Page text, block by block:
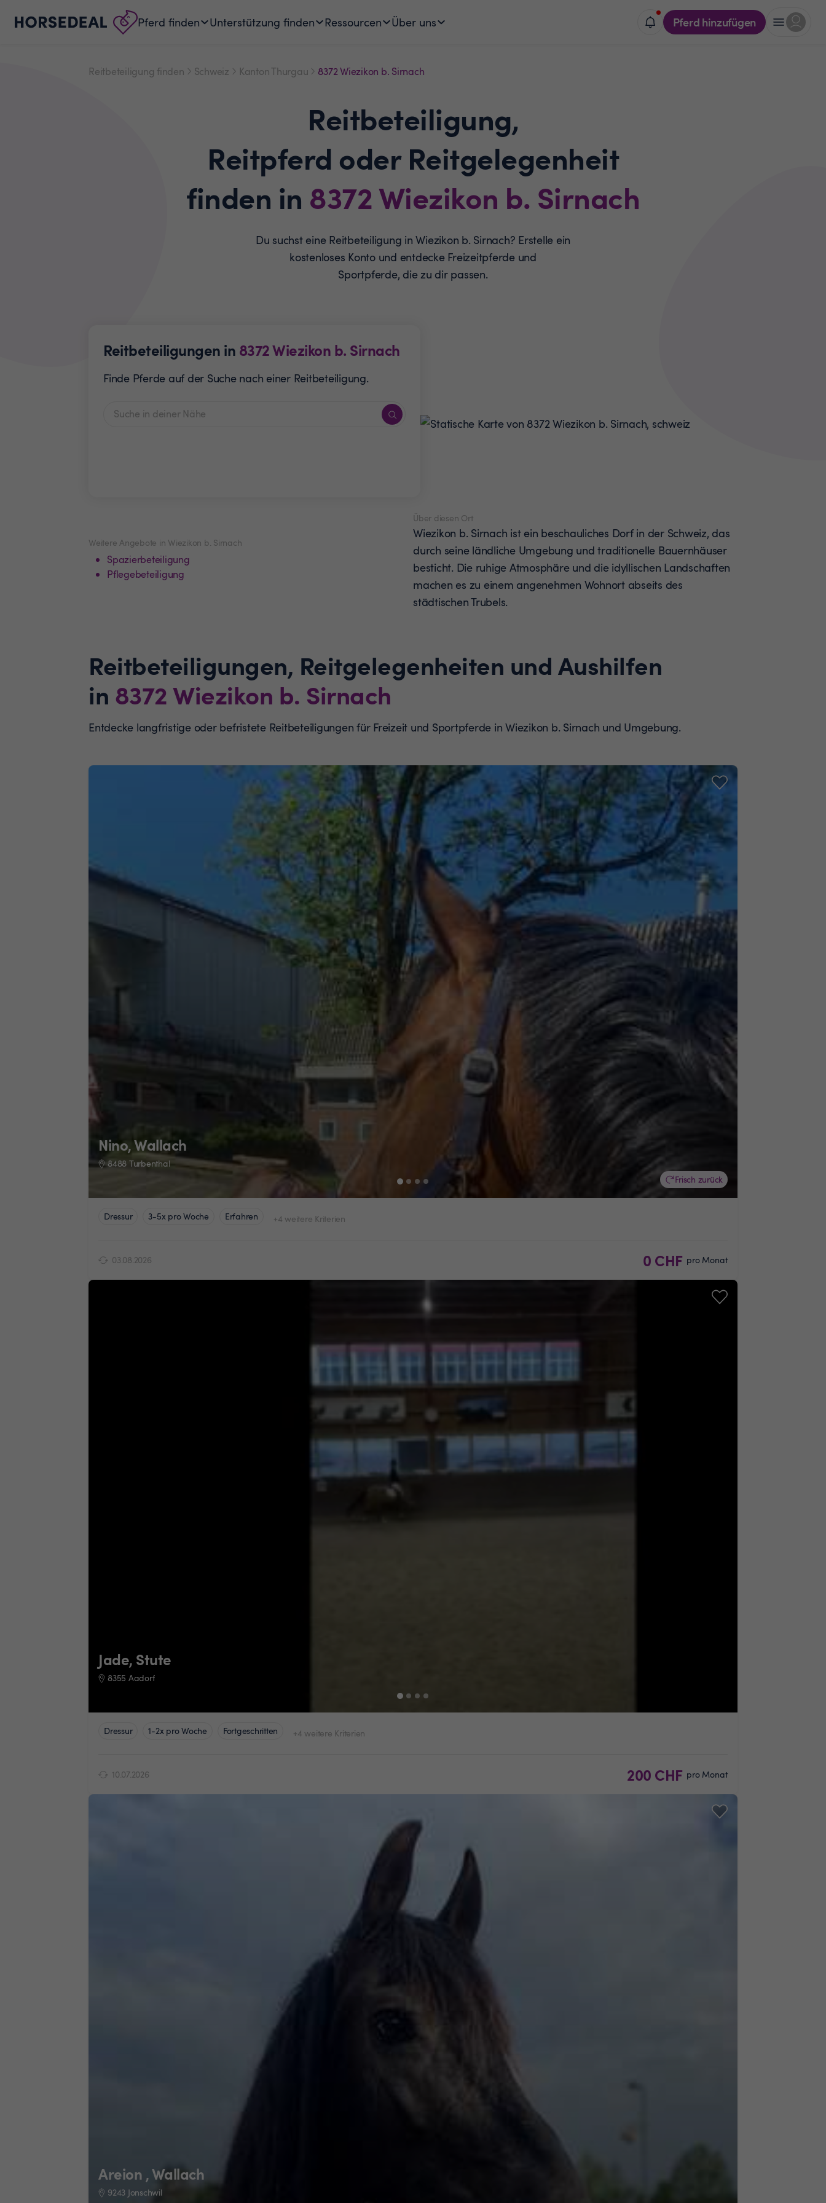
Pferd finden Unterstützung finden Ressourcen Über uns Pferd hinzufügen
Reitbeteiligung finden Schweiz Kanton Thurgau 8372 Wiezikon b. Sirnach
Reitbeteiligung,
Reitpferd oder Reitgelegenheit
finden in 8372Wiezikon b. Sirnach
Du suchst eine Reitbeteiligung in Wiezikon b. Sirnach? Erstelle ein
kostenloses Konto und entdecke Freizeitpferde und
Sportpferde, die zu dir passen.
Reitbeteiligungen in 8372Wiezikon b. Sirnach
Finde Pferde auf der Suche nach einer Reitbeteiligung.
Weitere Angebote in Wiezikon b. Sirnach
Spazierbeteiligung
Pflegebeteiligung
Über diesen Ort
Wiezikon b. Sirnach ist ein beschauliches Dorf in der Schweiz, das
durch seine ländliche Umgebung und traditionelle Bauernhäuser
besticht. Die ruhige Atmosphäre und die idyllischen Landschaften
machen es zu einem angenehmen Wohnort abseits des
städtischen Trubels.
Reitbeteiligungen, Reitgelegenheiten und Aushilfen
in 8372Wiezikon b. Sirnach
Entdecke langfristige oder befristete Reitbeteiligungen für Freizeit und Sportpferde in Wiezikon b. Sirnach und Umgebung.
Frisch zurück
Nino, Wallach
8488 Turbenthal
Dressur 3-5x pro Woche Erfahren +4 weitere Kriterien
03.08.2026 0 CHF pro Monat
Jade, Stute
8355 Aadorf
Dressur 1-2x pro Woche Fortgeschritten +4 weitere Kriterien
10.07.2026 200 CHF pro Monat
Areion , Wallach
9243 Jonschwil